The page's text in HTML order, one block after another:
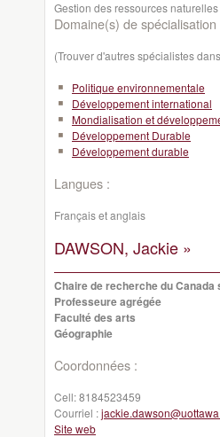
Gestion des ressources naturelles
Domaine(s) de spécialisation
(Trouver d'autres spécialistes
Politique environnementale
Développement international
Mondialisation et
Développement Durable
Développement durable
Langues :
Français et anglais
DAWSON, Jackie »
Chaire de recherche du
Professeure agrégée
Faculté des arts
Géographie
Coordonnées :
Cell:8184523459
Courriel :
Site web